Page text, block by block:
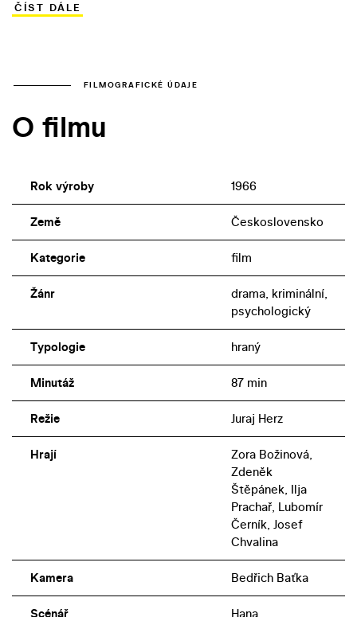
inspekčním pokoji kdosi zavraždí doktora Hahna – a
vyniká postava těžce nemocné Prokopy v podání Ivy
Herze donutily i ke změnám v postsynchronech a
nekvalifikovaného doktora-komunisty (Ilja Prachař).
ČÍST DÁLE
FILMOGRAFICKÉ ÚDAJE
O filmu
Rok výroby 1966
Země Československo
Kategorie film
Žánr
drama, kriminální,
psychologický
Typologie hraný
Minutáž 87 min
Režie Juraj Herz
Hrají
Zora Božinová,
Zdeněk
Štěpánek, Ilja
Prachař, Lubomír
Černík, Josef
Chvalina
Kamera Bedřich Baťka